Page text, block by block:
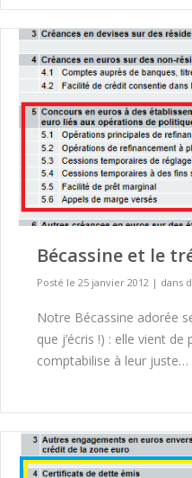
Bécassine et le
Posté le 25 janvier 2012 | dans
Notre Bécassine adorée
que j’écris !) : elle vient
comptabilise à leur juste…